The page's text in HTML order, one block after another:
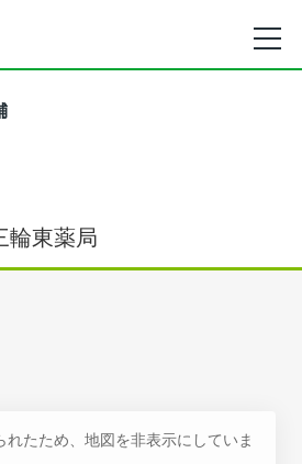
輪東薬局
たため、地図を非表示にしていま